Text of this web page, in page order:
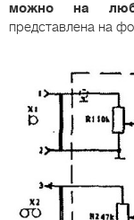
можно на
представлена на